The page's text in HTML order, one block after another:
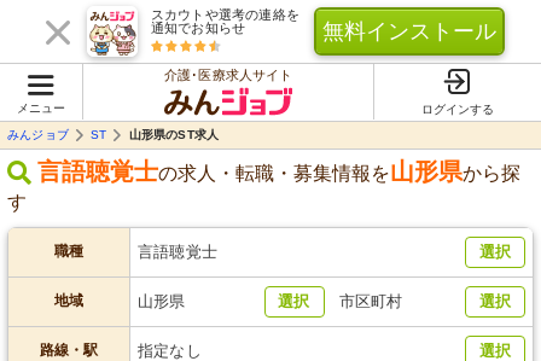
スカウトや選考の連絡を
通知でお知らせ
無料インストール
メニュー
介護･医療求人サイト
ログインする
みんジョブ
ST 山形県のST求人
言語聴覚士の求人・転職・募集情報を山形県から探
す
職種 言語聴覚士 選択
地域 山形県 選択 市区町村 選択
路線・駅 指定なし 選択